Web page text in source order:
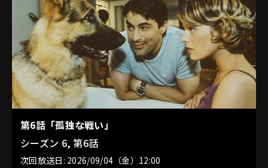
第6話「孤独な戦い」
シーズン 6, 第6話
次回放送日: 2026/09/04（金）12:00